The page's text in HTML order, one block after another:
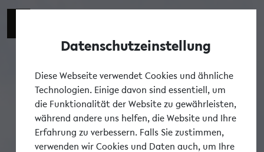
Datenschutzeinstellung
Diese Webseite verwendet Cookies und ähnliche
Technologien. Einige davon sind essentiell, um
die Funktionalität der Website zu gewährleisten,
während andere uns helfen, die Website und Ihre
Erfahrung zu verbessern. Falls Sie zustimmen,
verwenden wir Cookies und Daten auch, um Ihre